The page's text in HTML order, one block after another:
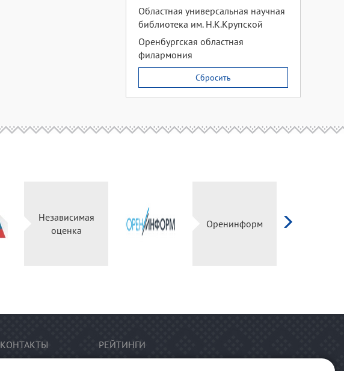
Областная универсальная научная
библиотека им. Н.К.Крупской
Оренбургская областная
филармония
Сбросить
Независимая
оценка
Оренинформ
КОНТАКТЫ РЕЙТИНГИ